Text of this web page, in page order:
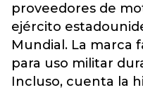
proveedores de
ejército
Mundial. La marca
para uso militar
Incluso, cuenta la